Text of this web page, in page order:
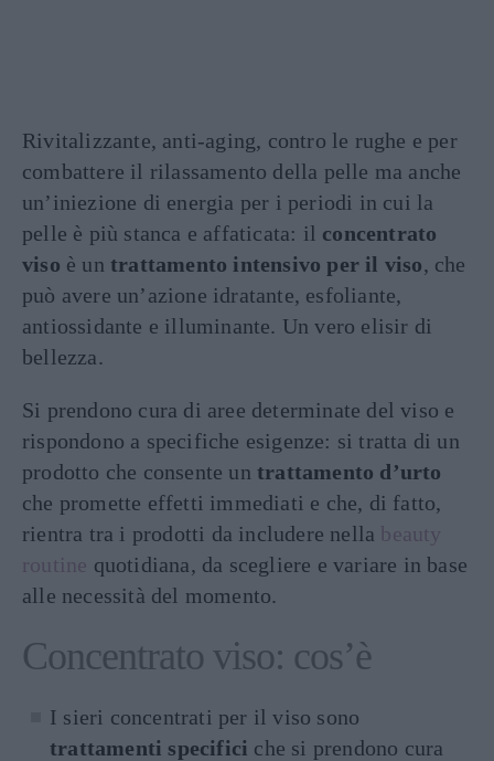
Rivitalizzante, anti-aging, contro le rughe e per
combattere il rilassamento della pelle ma anche
un’iniezione di energia per i periodi in cui la
pelle è più stanca e affaticata: il concentrato
viso è untrattamento intensivo per il viso, che
può avere un’azione idratante, esfoliante,
antiossidante e illuminante. Un vero elisir di
bellezza.
Si prendono cura di aree determinate del viso e
rispondono a specifiche esigenze: si tratta di un
prodotto che consente un trattamento d’urto
che promette effetti immediati e che, di fatto,
rientra tra i prodotti da includere nella beauty
routine quotidiana, da scegliere e variare in base
alle necessità del momento.
Concentrato viso: cos’è
I sieri concentrati per il viso sono
trattamenti specifici che si prendono cura